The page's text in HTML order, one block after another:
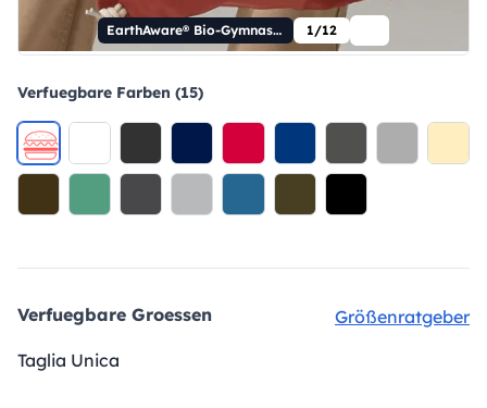
EarthAware® Bio-Gymnastiksack 1/12
Verfuegbare Farben (15)
Verfuegbare Groessen
Größenratgeber
Taglia Unica